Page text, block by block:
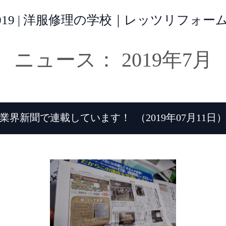
| 洋服修理の学校｜レッツリフォー
ニュース： 2019年7月
業界新聞で連載しています！ （2019年07月11日）